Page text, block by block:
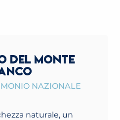
DEL MONTE
NAZIONALE
naturale, un